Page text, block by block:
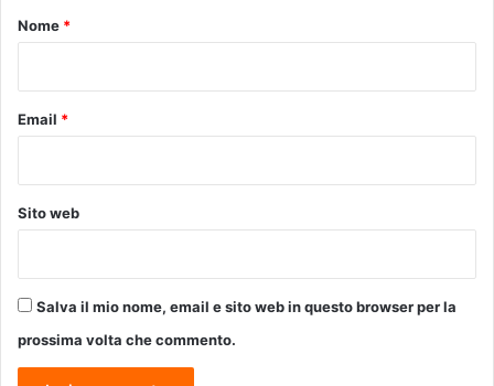
o
Nome *
Email *
Sito web
Salva il mio nome, email e sito web in questo browser per la
prossima volta che commento.